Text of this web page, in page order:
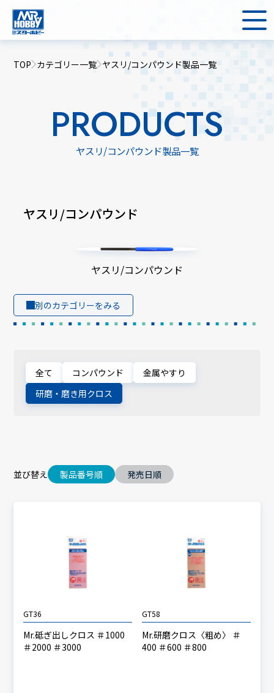
TOP カテゴリー一覧 ヤスリ/コンパウンド製品一覧
PRODUCTS
ヤスリ/コンパウンド製品一覧
ヤスリ/コンパウンド
ヤスリ/コンパウンド
別のカテゴリーをみる
全て コンパウンド
金属やすり
研磨・磨き用クロス
並び替え 製品番号順 発売日順
GT36
Mr.砥ぎ出しクロス ＃1000
＃2000 ＃3000
GT58
Mr.研磨クロス〈粗め〉 ＃
400 ＃600 ＃800